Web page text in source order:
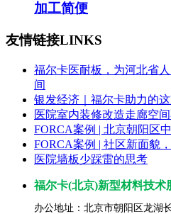
加工简便
友情链接LINKS
福尔卡医耐板，为河北省
间
银发经济｜福尔卡助力的
医院室内装修改造走廊空
FORCA案例 | 北京朝阳区
FORCA案例 | 社区新面貌
医院墙板少踩雷的思考
福尔卡(北京)新型材料技术
办公地址：北京市朝阳区龙湖